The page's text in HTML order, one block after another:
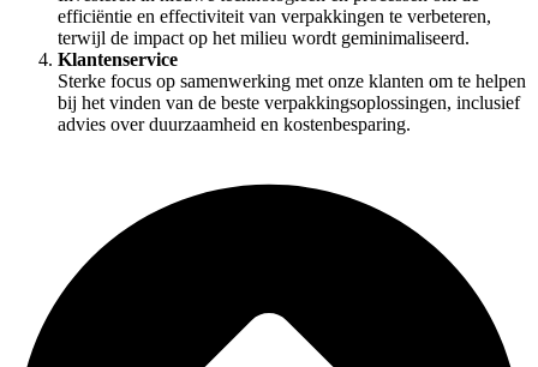
efficiëntie en effectiviteit van verpakkingen te verbeteren,
terwijl de impact op het milieu wordt geminimaliseerd.
Klantenservice
Sterke focus op samenwerking met onze klanten om te helpen
bij het vinden van de beste verpakkingsoplossingen, inclusief
advies over duurzaamheid en kostenbesparing.